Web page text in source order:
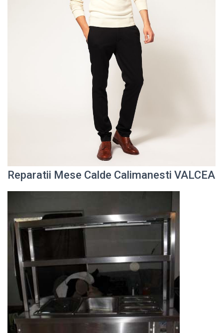
Reparatii Mese Calde Calimanesti VALCEA